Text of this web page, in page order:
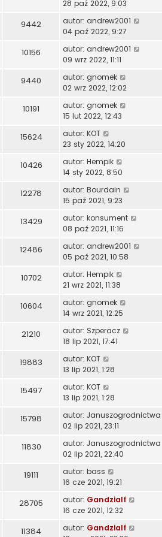
28 paź 2022, 9:03
9442 autor: andrew2001
04 paź 2022, 9:27
10156 autor: andrew2001
09 wrz 2022, 11:11
9440 autor: gnomek
02 wrz 2022, 12:02
10191 autor: gnomek
15 lut 2022, 12:43
15624 autor: KOT
23 sty 2022, 14:20
10426 autor: Hempik
14 sty 2022, 8:50
12278 autor: Bourdain
15 paź 2021, 9:23
13429 autor: konsument
08 paź 2021, 11:16
12486 autor: andrew2001
05 paź 2021, 10:58
10702 autor: Hempik
21 wrz 2021, 11:38
10604 autor: gnomek
14 wrz 2021, 12:25
21210 autor: Szperacz
18 lip 2021, 17:41
19883 autor: KOT
13 lip 2021, 1:28
15497 autor: KOT
13 lip 2021, 1:28
15798 autor: Januszogrodnictwa
02 lip 2021, 23:11
11830 autor: Januszogrodnictwa
02 lip 2021, 22:40
19111 autor: bass
16 cze 2021, 19:21
28705 autor: Gandzialf
16 cze 2021, 12:32
11384 autor: Gandzialf